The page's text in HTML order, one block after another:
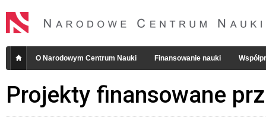
O Narodowym Centrum Nauki Finansowanie nauki
Projekty finansowane